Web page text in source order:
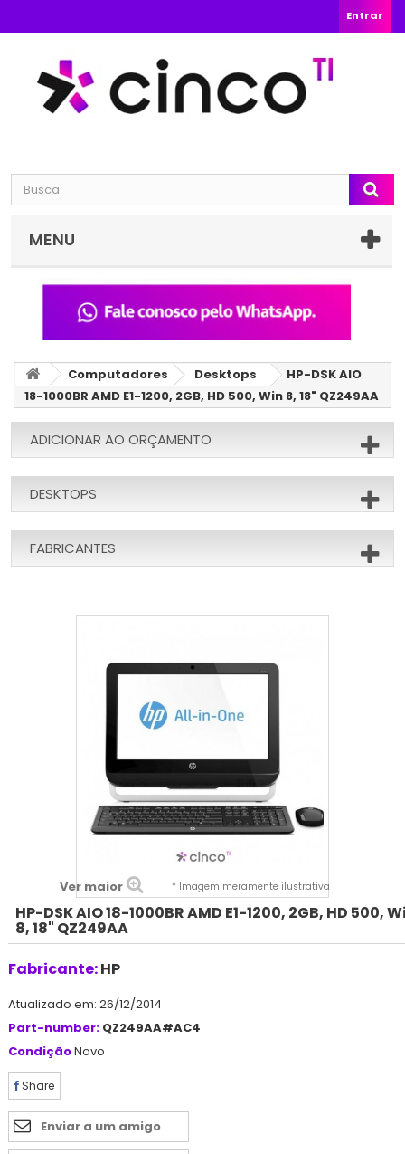
Entrar
MENU
Computadores Desktops
HP-DSK AIO
18-1000BR AMD E1-1200, 2GB, HD 500, Win 8, 18" QZ249AA
ADICIONAR AO ORÇAMENTO
DESKTOPS
FABRICANTES
Ver maior * Imagem meramente ilustrativa
HP-DSK AIO 18-1000BR AMD E1-1200, 2GB, HD 500,
8, 18" QZ249AA
Fabricante:HP
Atualizado em: 26/12/2014
Part-number: QZ249AA#AC4
CondiçãoNovo
Share
Enviar a um amigo